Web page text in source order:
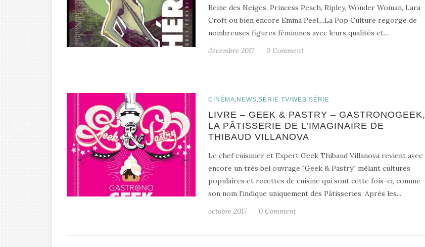
Reine des Neiges, Princess Peach, Ripley, Wonder Woman, Lara
Croft ou bien encore Emma Peel,...La Pop Culture regorge de
nombreuses figures féminines avec leurs qualités et...
décembre 2017
0 Comment
CINÉMA, NEWS,SÉRIE TV/WEB SÉRIE
LIVRE – GEEK & PASTRY – GASTRONOGEEK,
LA PÂTISSERIE DE L’IMAGINAIRE DE
THIBAUD VILLANOVA
Le chef cuisinier et Expert Geek Thibaud Villanova revient avec
encore un très bel ouvrage "Geek & Pastry" mêlant cultures
populaires et recettes de cuisine qui sont cette fois-ci, comme
son nom l'indique uniquement des Pâtisseries. Après les...
octobre 2017
0 Comment